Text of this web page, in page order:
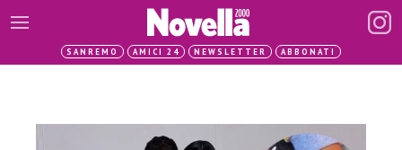
SANREMO AMICI 24 NEWSLETTER ABBONATI